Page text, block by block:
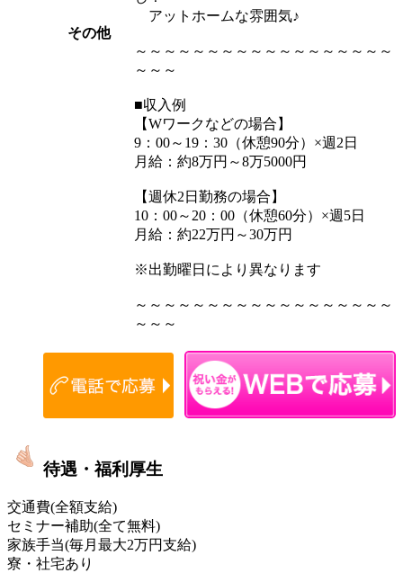
その他
アットホームな雰囲気♪
～～～～～～～～～～～～～～～～～～
～～～
■収入例
【Wワークなどの場合】
9：00～19：30（休憩90分）×週2日
月給：約8万円～8万5000円
【週休2日勤務の場合】
10：00～20：00（休憩60分）×週5日
月給：約22万円～30万円
※出勤曜日により異なります
～～～～～～～～～～～～～～～～～～
～～～
待遇・福利厚生
交通費(全額支給)
セミナー補助(全て無料)
家族手当(毎月最大2万円支給)
寮・社宅あり